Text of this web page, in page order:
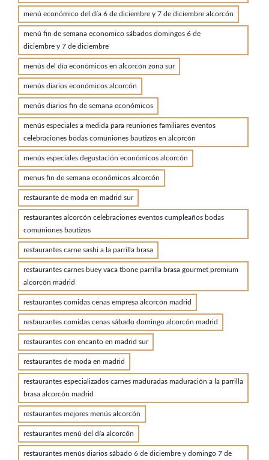
menú económico del día 6 de diciembre y 7 de diciembre alcorcón
menú fin de semana economico sábados domingos 6 de
diciembre y 7 de diciembre
menús del día económicos en alcorcón zona sur
menús diarios económicos alcorcón
menús diarios fin de semana económicos
menús especiales a medida para reuniones familiares eventos
celebraciones bodas comuniones bautizos en alcorcón
menús especiales degustación económicos alcorcón
menus fin de semana económicos alcorcón
restaurante de moda en madrid sur
restaurantes alcorcón celebraciones eventos cumpleaños bodas
comuniones bautizos
restaurantes carne sashi a la parrilla brasa
restaurantes carnes buey vaca tbone parrilla brasa gourmet premium
alcorcón madrid
restaurantes comidas cenas empresa alcorcón madrid
restaurantes comidas cenas sábado domingo alcorcón madrid
restaurantes con encanto en madrid sur
restaurantes de moda en madrid
restaurantes especializados carnes maduradas maduración a la parrilla
brasa alcorcón madrid
restaurantes mejores menús alcorcón
restaurantes menú del día alcorcón
restaurantes menús diarios sábado 6 de diciembre y domingo 7 de